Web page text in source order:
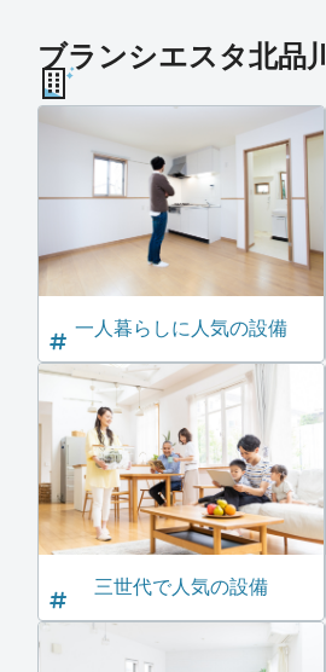
ブランシエスタ北品
一人暮らしに人気の設備
三世代で人気の設備